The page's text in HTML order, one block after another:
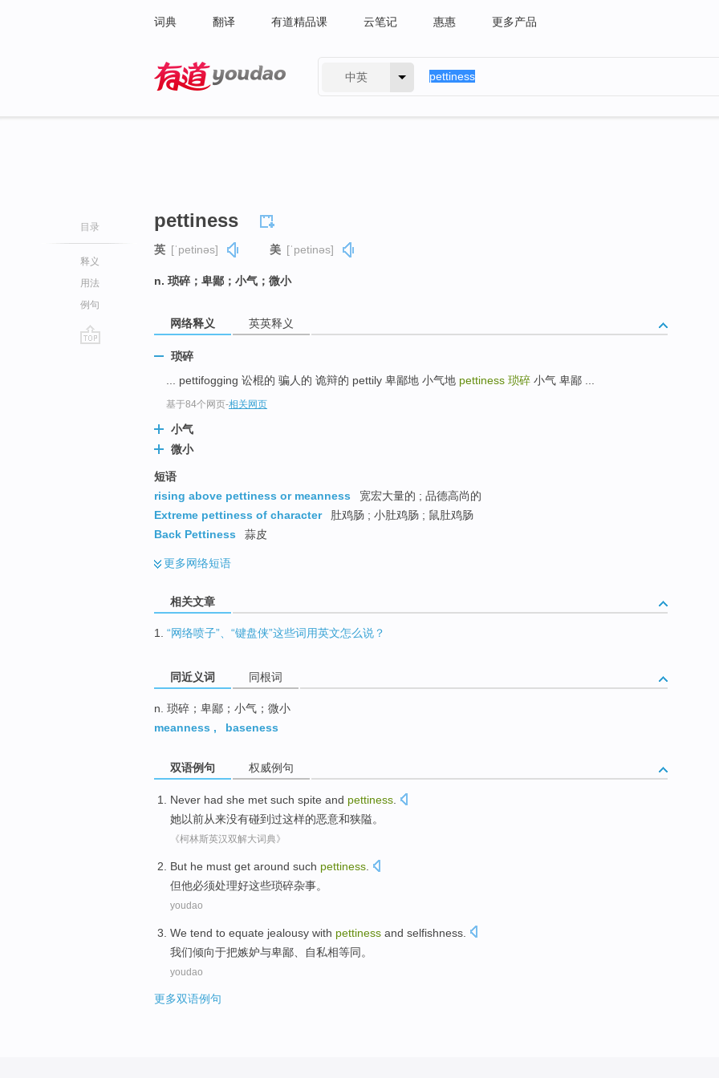
词典 翻译 有道精品课 云笔记 惠惠 更多产品
中英
目录
释义
用法
例句
pettiness
英 [ˈpetinəs] 美 [ˈpetinəs]
n. 琐碎；卑鄙；小气；微小
网络释义 英英释义
琐碎
... pettifogging 讼棍的 骗人的 诡辩的 pettily 卑鄙地 小气地 pettiness 琐碎 小气 卑鄙 ...
基于84个网页-相关网页
小气
微小
短语
rising above pettiness or meanness
宽宏大量的 ; 品德高尚的
Extreme pettiness of character
肚鸡肠 ; 小肚鸡肠 ; 鼠肚鸡肠
Back Pettiness
蒜皮
更多网络短语
相关文章
1. “网络喷子”、“键盘侠”这些词用英文怎么说？
同近义词 同根词
n. 琐碎；卑鄙；小气；微小
meanness , baseness
双语例句 权威例句
Never had she met such spite and pettiness
她以前从来没有碰到过这样的恶意和狭隘。
《柯林斯英汉双解大词典》
But he must get around such pettiness
但他必须处理好这些琐碎杂事。
youdao
We tend to equate jealousy with pettiness and selfishness
我们倾向于把嫉妒与卑鄙 、自私相等同。
youdao
更多双语例句